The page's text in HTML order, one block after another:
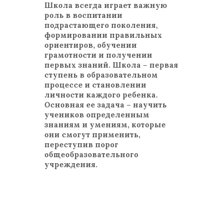
Школа всегда играет важную
роль в воспитании
подрастающего поколения,
формировании правильных
ориентиров, обучении
грамотности и получении
первых знаний. Школа – первая
ступень в образовательном
процессе и становлении
личности каждого ребенка.
Основная ее задача – научить
учеников определенным
знаниям и умениям, которые
они смогут применить,
переступив порог
общеобразовательного
учреждения.